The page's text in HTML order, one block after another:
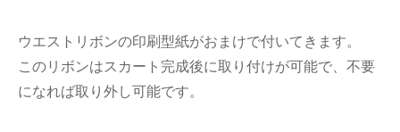
ウエストリボンの印刷型紙がおまけで付いてきます。
このリボンはスカート完成後に取り付けが可能で、不要
になれば取り外し可能です。